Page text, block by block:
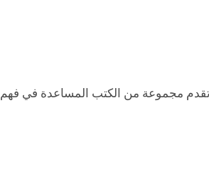
تقدم مجموعة من الكتب المساعدة في فهم